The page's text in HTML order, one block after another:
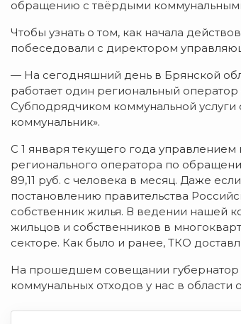
обращению с твёрдыми
Чтобы узнать о том, как начала
побеседовали с директором
— На сегодняшний день в Брянской
работает один региональный
Субподрядчиком коммунальной
коммунальник».
С 1 января текущего года
регионального оператора по
89,11 руб. с человека в месяц. Даже
постановлению правительства
собственник жилья. В ведении нашей
жильцов и собственников в
секторе. Как было и ранее, ТКО
На прошедшем совещании губернатор
коммунальных отходов у нас в области